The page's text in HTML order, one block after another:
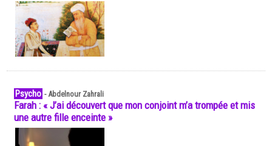
Psycho -Abdelnour Zahrali
Farah : « J’ai découvert que mon conjoint m’a trompée et mis
une autre fille enceinte »